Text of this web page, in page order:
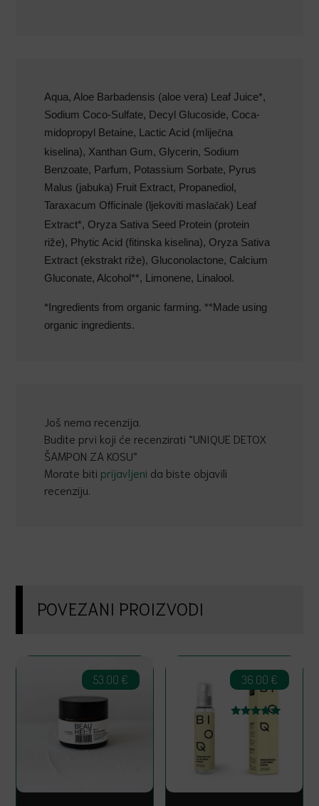
Aqua, Aloe Barbadensis (aloe vera) Leaf Juice*,
Sodium Coco-Sulfate, Decyl Glucoside, Coca-
midopropyl Betaine, Lactic Acid (mliječna
kiselina), Xanthan Gum, Glycerin, Sodium
Benzoate, Parfum, Potassium Sorbate, Pyrus
Malus (jabuka) Fruit Extract, Propanediol,
Taraxacum Officinale (ljekoviti maslačak) Leaf
Extract*, Oryza Sativa Seed Protein (protein
riže), Phytic Acid (fitinska kiselina), Oryza Sativa
Extract (ekstrakt riže), Gluconolactone, Calcium
Gluconate, Alcohol**, Limonene, Linalool.
*Ingredients from organic farming. **Made using
organic ingredients.
Još nema recenzija.
Budite prvi koji će recenzirati “UNIQUE DETOX
ŠAMPON ZA KOSU”
Morate biti prijavljeni da biste objavili
recenziju.
POVEZANI PROIZVODI
53.00 €
Ocijenjeno
36.00 €